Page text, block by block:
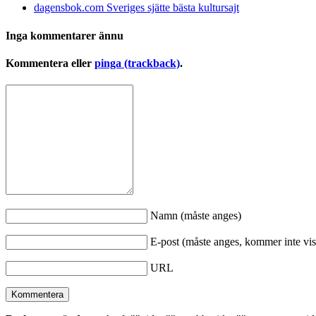
dagensbok.com Sveriges sjätte bästa kultursajt
Inga kommentarer ännu
Kommentera eller pinga (trackback).
Namn (måste anges)
E-post (måste anges, kommer inte
URL